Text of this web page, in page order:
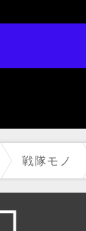
戦隊モノ